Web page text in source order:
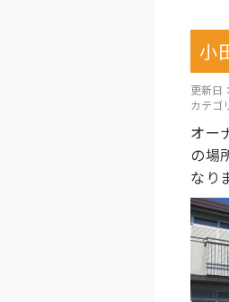
小
更新日
カテゴ
オー
の場
なり